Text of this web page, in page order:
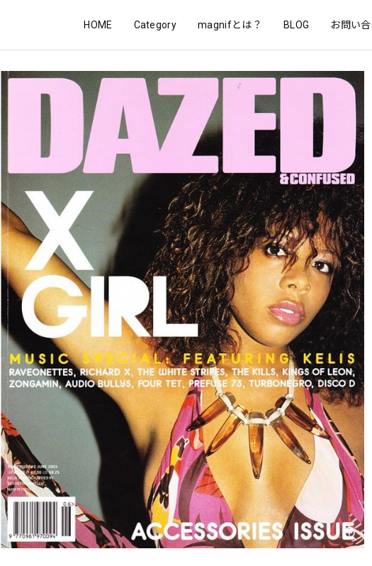
HOME Category magnifとは？ BLOG お問い